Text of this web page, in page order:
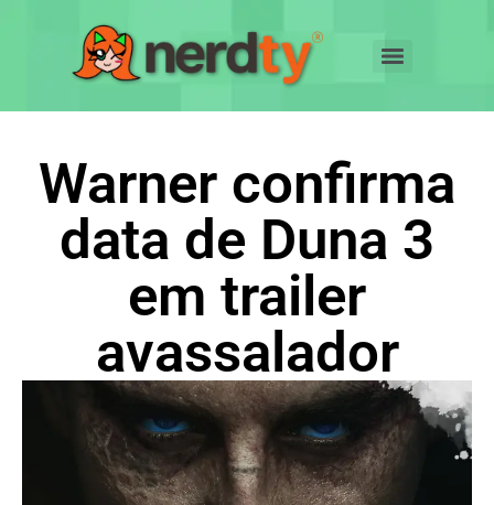
Warner confirma
data de Duna 3
em trailer
avassalador